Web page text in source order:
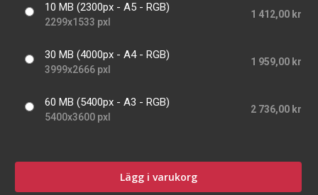
10 MB (2300px - A5 - RGB)
2299x1533 pxl
1 412,00 kr
30 MB (4000px - A4 - RGB)
3999x2666 pxl
1 959,00 kr
60 MB (5400px - A3 - RGB)
5400x3600 pxl
2 736,00 kr
Lägg i varukorg